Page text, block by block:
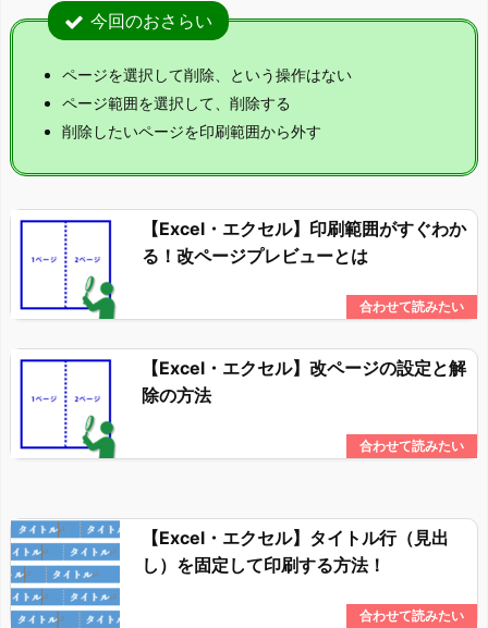
今回のおさらい
ページを選択して削除、という操作はない
ページ範囲を選択して、削除する
削除したいページを印刷範囲から外す
【Excel・エクセル】印刷範囲がすぐわか
る！改ページプレビューとは
【Excel・エクセル】改ページの設定と解
除の方法
【Excel・エクセル】タイトル行（見出
し）を固定して印刷する方法！